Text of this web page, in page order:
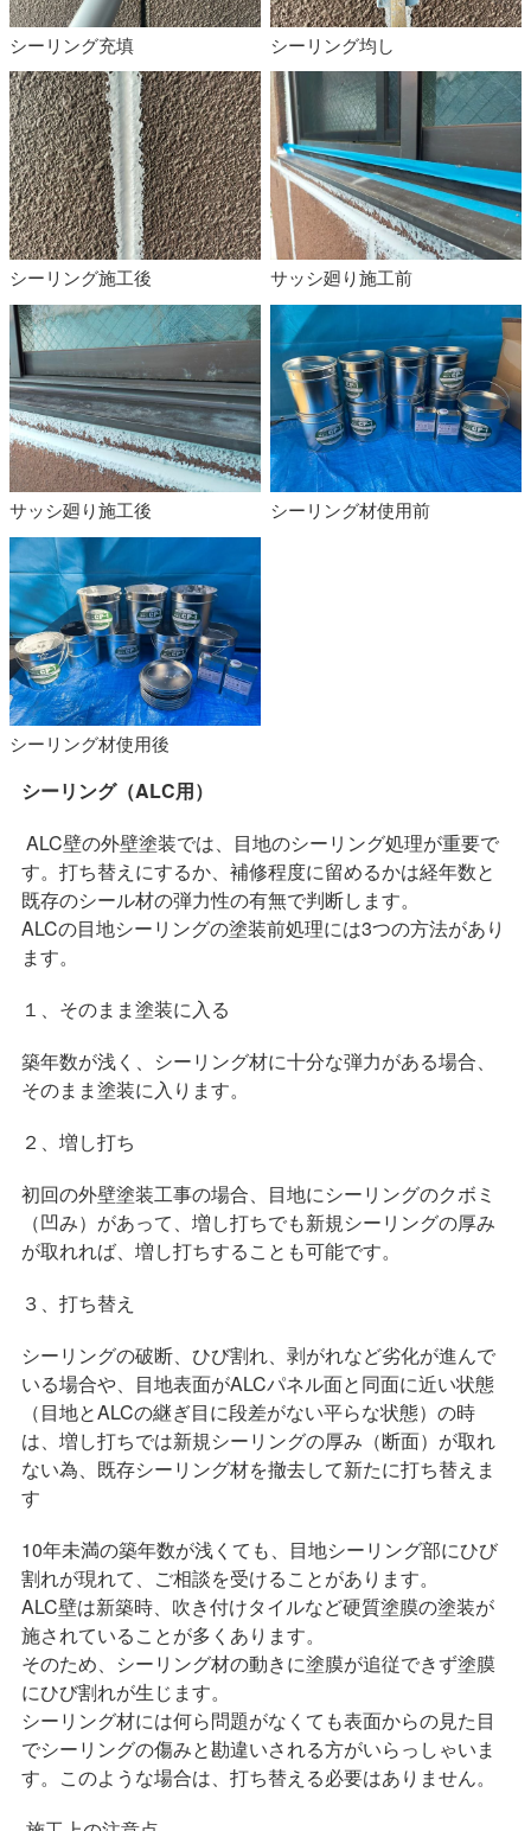
シーリング充填 シーリング均し
シーリング施工後 サッシ廻り施工前
サッシ廻り施工後 シーリング材使用前
シーリング材使用後
シーリング（ALC用）
ALC壁の外壁塗装では、目地のシーリング処理が重要で
す。打ち替えにするか、補修程度に留めるかは経年数と
既存のシール材の弾力性の有無で判断します。
ALCの目地シーリングの塗装前処理には3つの方法があり
ます。
１、そのまま塗装に入る
築年数が浅く、シーリング材に十分な弾力がある場合、
そのまま塗装に入ります。
２、増し打ち
初回の外壁塗装工事の場合、目地にシーリングのクボミ
（凹み）があって、増し打ちでも新規シーリングの厚み
が取れれば、増し打ちすることも可能です。
３、打ち替え
シーリングの破断、ひび割れ、剥がれなど劣化が進んで
いる場合や、目地表面がALCパネル面と同面に近い状態
（目地とALCの継ぎ目に段差がない平らな状態）の時
は、増し打ちでは新規シーリングの厚み（断面）が取れ
ない為、既存シーリング材を撤去して新たに打ち替えま
す
10年未満の築年数が浅くても、目地シーリング部にひび
割れが現れて、ご相談を受けることがあります。
ALC壁は新築時、吹き付けタイルなど硬質塗膜の塗装が
施されていることが多くあります。
そのため、シーリング材の動きに塗膜が追従できず塗膜
にひび割れが生じます。
シーリング材には何ら問題がなくても表面からの見た目
でシーリングの傷みと勘違いされる方がいらっしゃいま
す。このような場合は、打ち替える必要はありません。